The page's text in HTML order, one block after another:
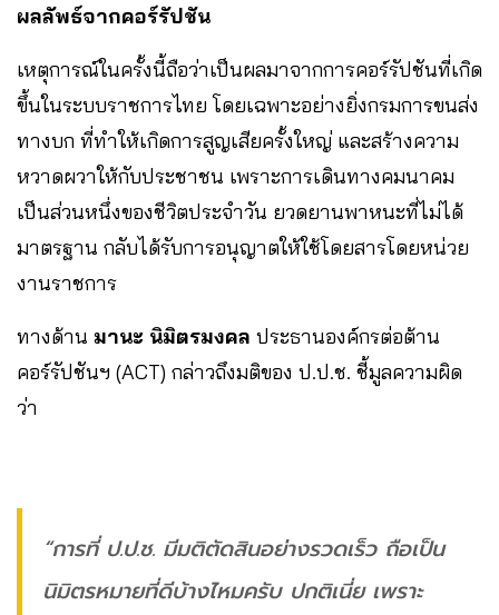
ผลลัพธ์จากคอร์รัปชัน
เหตุการณ์ในครั้งนี้ถือว่าเป็นผลมาจากการคอร์รัปชันที่เกิด
ขึ้นในระบบราชการไทย โดยเฉพาะอย่างยิ่งกรมการขนส่ง
ทางบก ที่ทำให้เกิดการสูญเสียครั้งใหญ่ และสร้างความ
หวาดผวาให้กับประชาชน เพราะการเดินทางคมนาคม
เป็นส่วนหนึ่งของชีวิตประจำวัน ยวดยานพาหนะที่ไม่ได้
มาตรฐาน กลับได้รับการอนุญาตให้ใช้โดยสารโดยหน่วย
งานราชการ
ทางด้าน มานะ นิมิตรมงคล ประธานองค์กรต่อต้าน
คอร์รัปชันฯ (ACT) กล่าวถึงมติของ ป.ป.ช. ชี้มูลความผิด
ว่า
“การที่ ป.ป.ช. มีมติตัดสินอย่างรวดเร็ว ถือเป็น
นิมิตรหมายที่ดีบ้างไหมครับ ปกติเนี่ย เพราะ